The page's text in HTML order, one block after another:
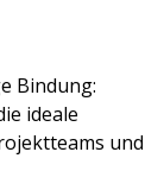
Bindung:
ideale
und